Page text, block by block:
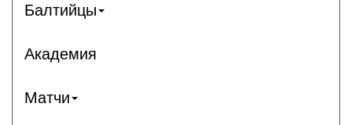
Балтийцы
Академия
Матчи